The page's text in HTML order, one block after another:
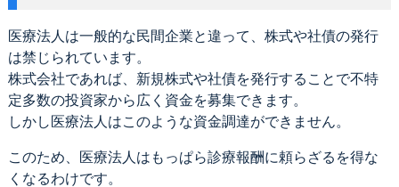
医療法人は一般的な民間企業と違って、株式や社債の発行
は禁じられています。
株式会社であれば、新規株式や社債を発行することで不特
定多数の投資家から広く資金を募集できます。
しかし医療法人はこのような資金調達ができません。
このため、医療法人はもっぱら診療報酬に頼らざるを得な
くなるわけです。